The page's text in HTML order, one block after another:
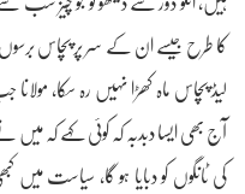
کا طرح جیسے ان کے سر پر پچاس
لیڈ پچاس ماہ کھڑا نہیں رہ سکا، مولانا
آج بھی ایسا دبدبہ کہ کوئی کہے کہ
کی ٹانگوں کو دبایا ہو گا، سیاست میں